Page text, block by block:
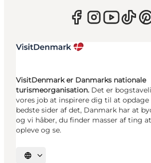
VisitDenmark er Danmarks nationale
turismeorganisation. Det er
vores job at inspirere dig til at opdage
bedste sider af det, Danmark har at
og vi håber, du finder masser af ting at
opleve og se.
Vælg sprog